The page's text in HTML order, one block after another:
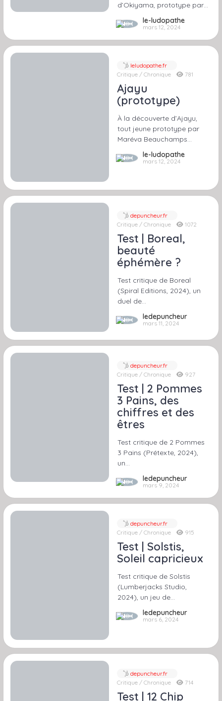
d’Okiyama, prototype par…
le-ludopathe
mars 12, 2024
leludopathe.fr
Critique / Chronique
781
Ajayu
(prototype)
À la découverte d’Ajayu,
tout jeune prototype par
Maréva Beauchamps…
le-ludopathe
mars 12, 2024
depuncheur.fr
Critique / Chronique
1072
Test | Boreal,
beauté
éphémère ?
Test critique de Boreal
(Spiral Editions, 2024), un
duel de…
ledepuncheur
mars 11, 2024
depuncheur.fr
Critique / Chronique
927
Test | 2 Pommes
3 Pains, des
chiffres et des
êtres
Test critique de 2 Pommes
3 Pains (Prétexte, 2024),
un…
ledepuncheur
mars 9, 2024
depuncheur.fr
Critique / Chronique
915
Test | Solstis,
Soleil capricieux
Test critique de Solstis
(Lumberjacks Studio,
2024), un jeu de…
ledepuncheur
mars 6, 2024
depuncheur.fr
Critique / Chronique
714
Test | 12 Chip